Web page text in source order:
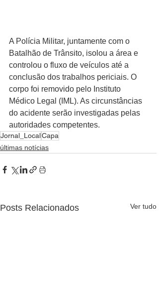
A Polícia Militar, juntamente com o
Batalhão de Trânsito, isolou a área e
controlou o fluxo de veículos até a
conclusão dos trabalhos periciais. O
corpo foi removido pelo Instituto
Médico Legal (IML). As circunstâncias
do acidente serão investigadas pelas
autoridades competentes.
Jornal_LocalCapa
últimas notícias
Posts Relacionados Ver tudo